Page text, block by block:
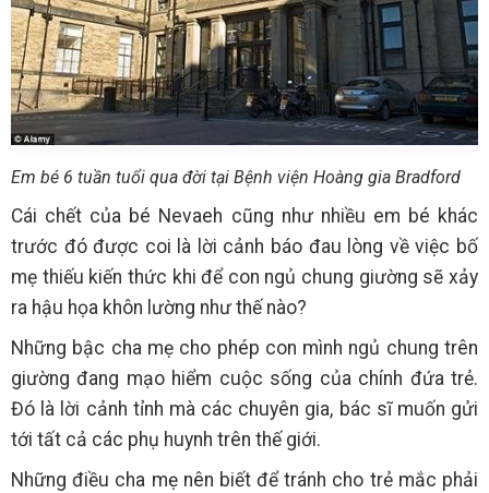
Em bé 6 tuần tuổi qua đời tại Bệnh viện Hoàng gia Bradford
Cái chết của bé Nevaeh cũng như nhiều em bé khác
trước đó được coi là lời cảnh báo đau lòng về việc bố
mẹ thiếu kiến thức khi để con ngủ chung giường sẽ xảy
ra hậu họa khôn lường như thế nào?
Những bậc cha mẹ cho phép con mình ngủ chung trên
giường đang mạo hiểm cuộc sống của chính đứa trẻ.
Đó là lời cảnh tỉnh mà các chuyên gia, bác sĩ muốn gửi
tới tất cả các phụ huynh trên thế giới.
Những điều cha mẹ nên biết để tránh cho trẻ mắc phải